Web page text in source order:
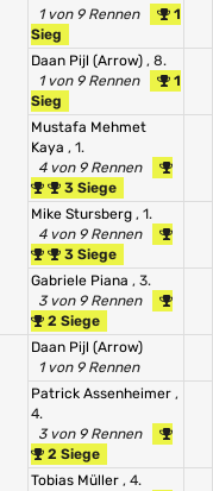
1 von 9 Rennen
1
Sieg
Daan Pijl (Arrow) , 8.
1 von 9 Rennen
1
Sieg
Mustafa Mehmet
Kaya , 1.
4 von 9 Rennen
3 Siege
Mike Stursberg , 1.
4 von 9 Rennen
3 Siege
Gabriele Piana , 3.
3 von 9 Rennen
2 Siege
Daan Pijl (Arrow)
1 von 9 Rennen
Patrick Assenheimer ,
4.
3 von 9 Rennen
2 Siege
Tobias Müller , 4.